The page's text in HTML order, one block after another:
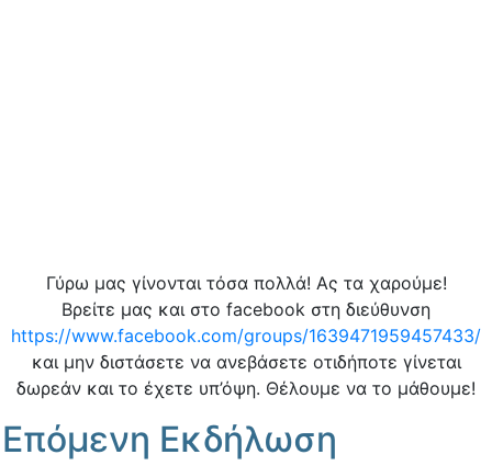
Γύρω μας γίνονται τόσα πολλά! Ας τα χαρούμε!
Βρείτε μας και στο facebook στη διεύθυνση
https://www.facebook.com/groups/1639471959457433/
και μην διστάσετε να ανεβάσετε οτιδήποτε γίνεται
δωρεάν και το έχετε υπ’όψη. Θέλουμε να το μάθουμε!
Επόμενη Εκδήλωση